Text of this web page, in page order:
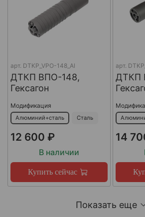
арт. DTKP_VPO-148_Al
ДТКП ВПО-148,
Гексагон
Модификация
Алюминий+сталь Сталь
12 600 ₽
В наличии
Купить сейчас
арт.
ДТКП
14
Показать еще